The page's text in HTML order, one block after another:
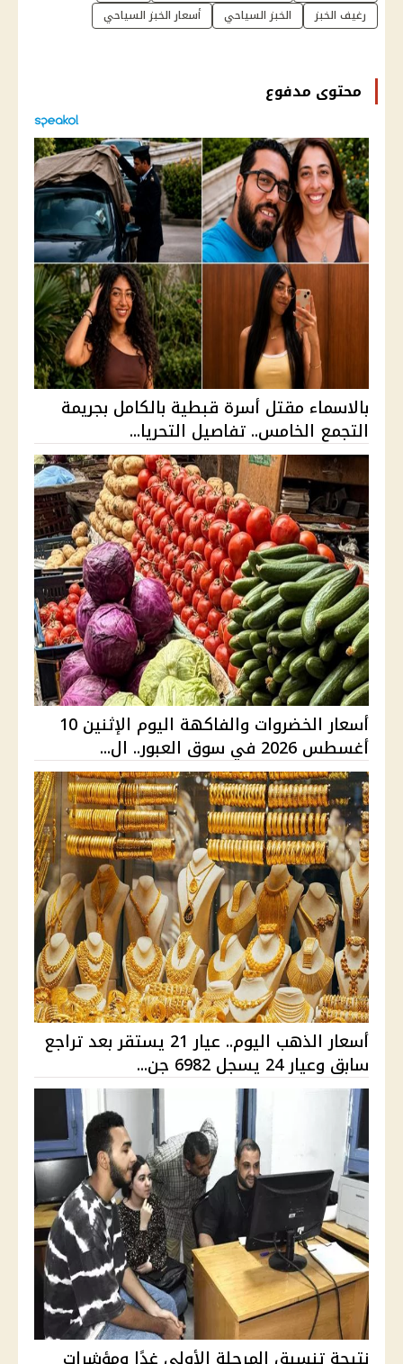
رغيف الخبز
الخبز السياحي أسعار الخبز السياحي
محتوى مدفوع
بالاسماء مقتل أسرة قبطية بالكامل بجريمة
التجمع الخامس.. تفاصيل التحريا...
أسعار الخضروات والفاكهة اليوم الإثنين 10
أغسطس 2026 في سوق العبور.. ال...
أسعار الذهب اليوم.. عيار 21 يستقر بعد تراجع
سابق وعيار 24 يسجل 6982 جن...